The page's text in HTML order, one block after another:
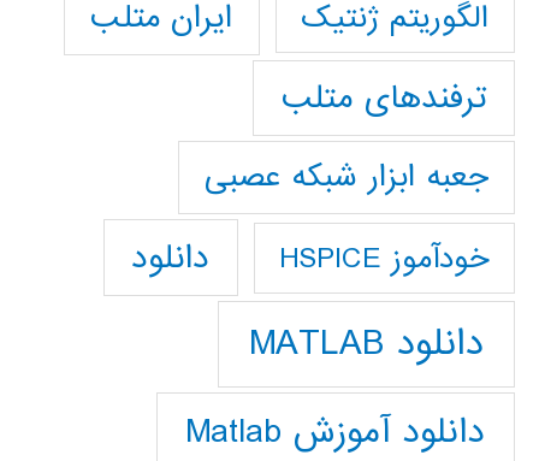
الگوریتم ژنتیک
ایران متلب
ترفندهای متلب
جعبه ابزار شبکه عصبی
خودآموز HSPICE دانلود
دانلود MATLAB
دانلود آموزش Matlab